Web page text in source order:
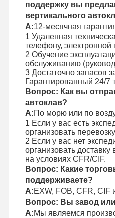
поддержку вы
вертикального
А:12-месячная
1 Удаленная
телефону, электронной
2 Обучение
обслуживанию
3 Достаточно запасов
Гарантированный 24/7
Вопрос: Как вы
автоклав?
А:По морю или по
1 Если у вас есть
организовать
2 Если у вас нет
организовать
на условиях CFR/CIF.
Вопрос: Какие
поддерживаете?
А:EXW, FOB, CFR, CIF
Вопрос: Вы завод
А:Мы являемся